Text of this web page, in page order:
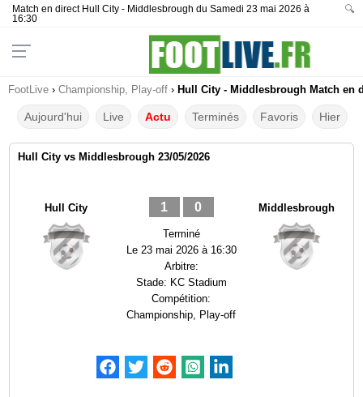
Match en direct Hull City - Middlesbrough du Samedi 23 mai 2026 à
16:30
🔍
FootLive › Championship, Play-off › Hull City - Middlesbrough Match en
Aujourd'hui Live Actu Terminés Favoris Hier
Hull City vs Middlesbrough 23/05/2026
Hull City 1 0
Terminé
Le 23 mai 2026 à 16:30
Arbitre:
Stade: KC Stadium
Compétition:
Championship, Play-off
Middlesbrough